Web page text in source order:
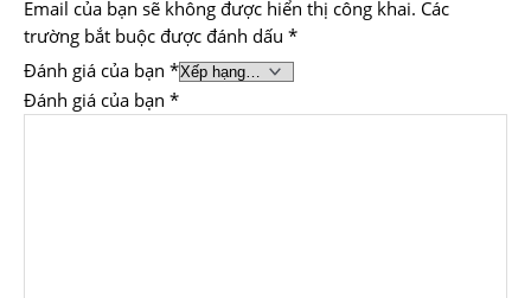
Email của bạn sẽ không được hiển thị công khai. Các
trường bắt buộc được đánh dấu *
Đánh giá của bạn *
Đánh giá của bạn *